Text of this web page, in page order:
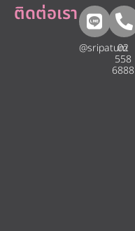
ติดต่อเรา
@sripatum
02
558
6888